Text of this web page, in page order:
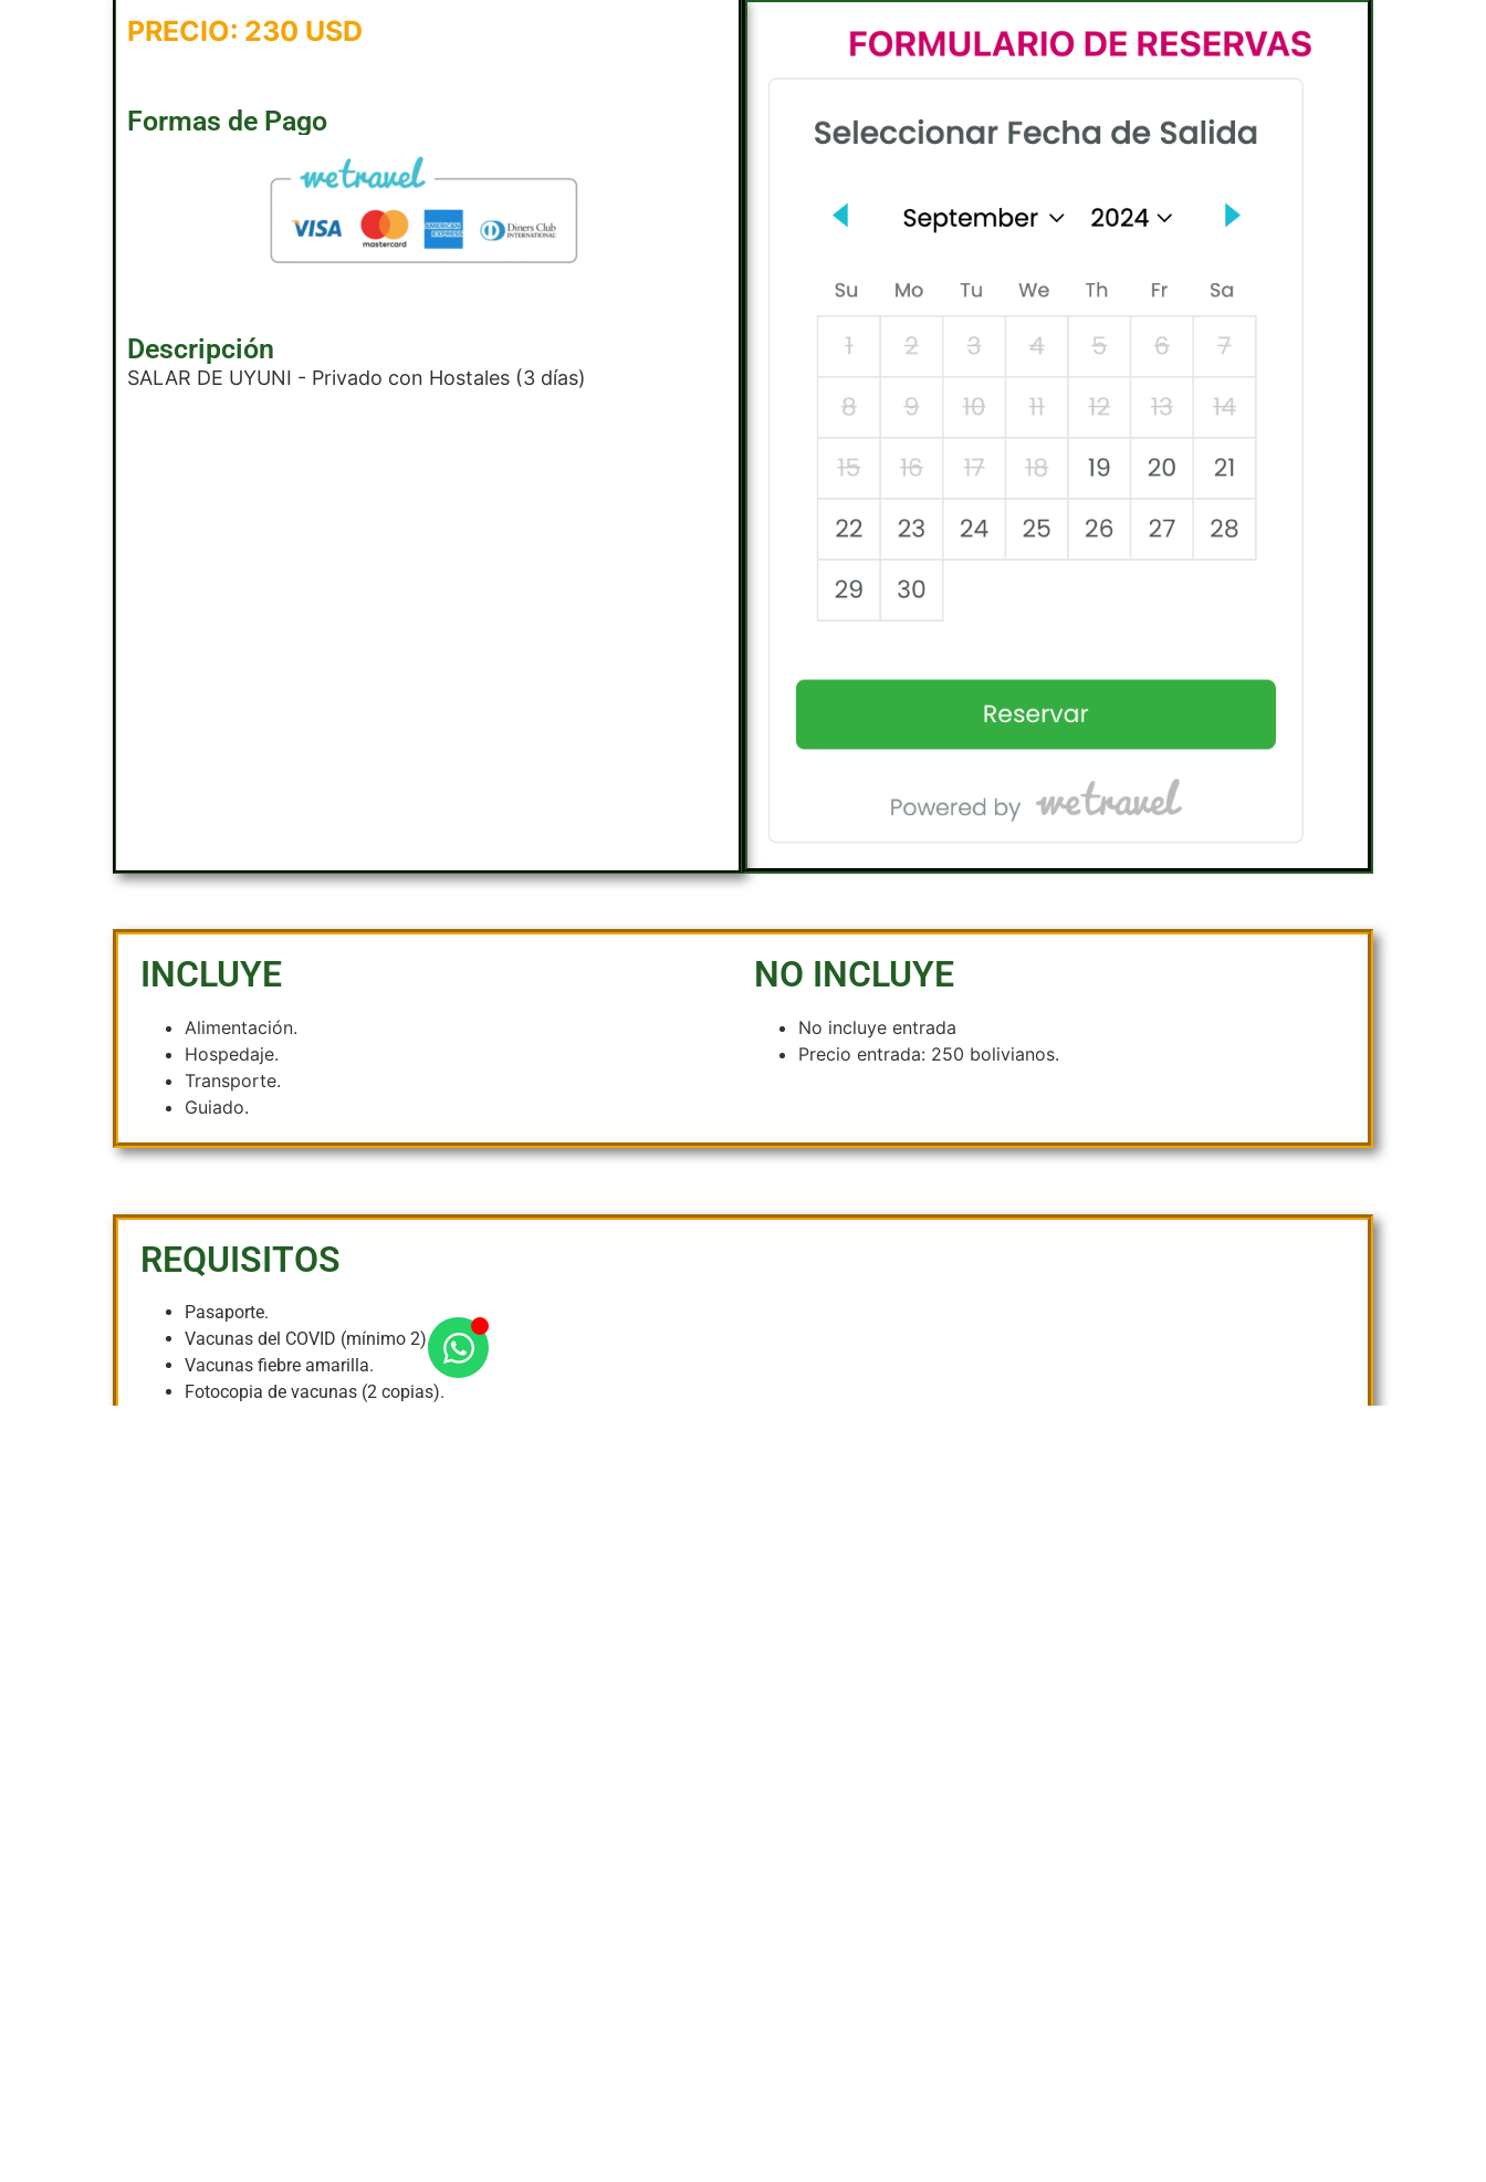
PRECIO: 230 USD
Formas de Pago
Descripción
SALAR DE UYUNI - Privado con Hostales (3 días)
INCLUYE
Alimentación.
Hospedaje.
Transporte.
Guiado.
NO INCLUYE
No incluye entrada
Precio entrada: 250 bolivianos.
REQUISITOS
Pasaporte.
Vacunas del COVID (mínimo 2).
Vacunas fiebre amarilla.
Fotocopia de vacunas (2 copias).